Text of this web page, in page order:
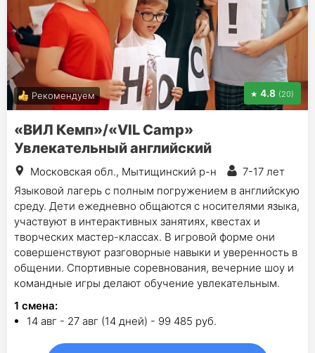
Рекомендуем 4.8 (20)
«ВИЛ Кемп»/«VIL Camp»
Увлекательный английский
Московская обл., Мытищинский р-н
7-17 лет
Языковой лагерь с полным погружением в английскую
среду. Дети ежедневно общаются с носителями языка,
участвуют в интерактивных занятиях, квестах и
творческих мастер-классах. В игровой форме они
совершенствуют разговорные навыки и уверенность в
общении. Спортивные соревнования, вечерние шоу и
командные игры делают обучение увлекательным.
1 смена:
14 авг - 27 авг (14 дней) - 99 485 руб.